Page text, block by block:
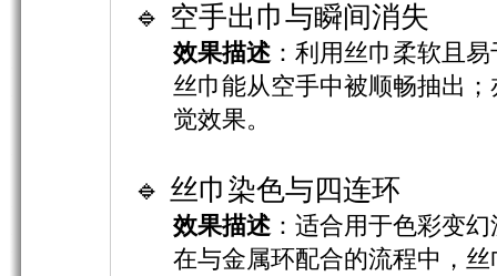
🔹 空手出巾与瞬间消失
效果描述：利用丝巾柔软且
丝巾能从空手中被顺畅抽出
觉效果。
🔹 丝巾染色与四连环
效果描述：适合用于色彩变
在与金属环配合的流程中，